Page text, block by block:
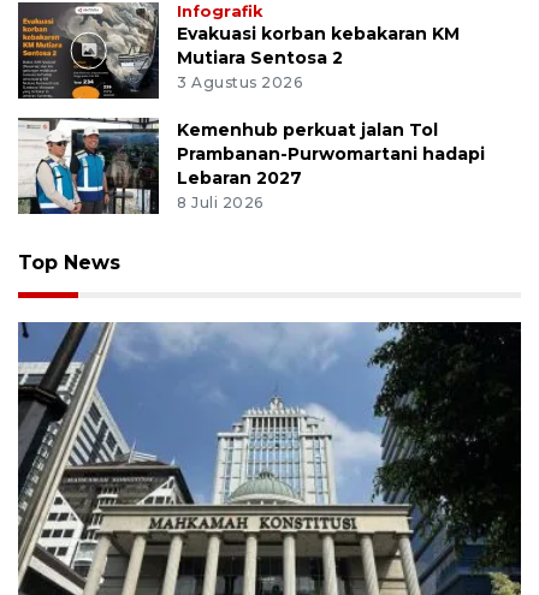
Infografik
Evakuasi korban kebakaran KM
Mutiara Sentosa 2
3 Agustus 2026
Kemenhub perkuat jalan Tol
Prambanan-Purwomartani hadapi
Lebaran 2027
8 Juli 2026
Top News